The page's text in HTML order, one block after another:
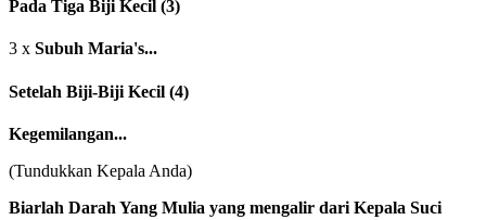
Pada Tiga Biji Kecil (3)
3 x Subuh Maria's...
Setelah Biji-Biji Kecil (4)
Kegemilangan...
(Tundukkan Kepala Anda)
Biarlah Darah Yang Mulia yang mengalir dari Kepala Suci